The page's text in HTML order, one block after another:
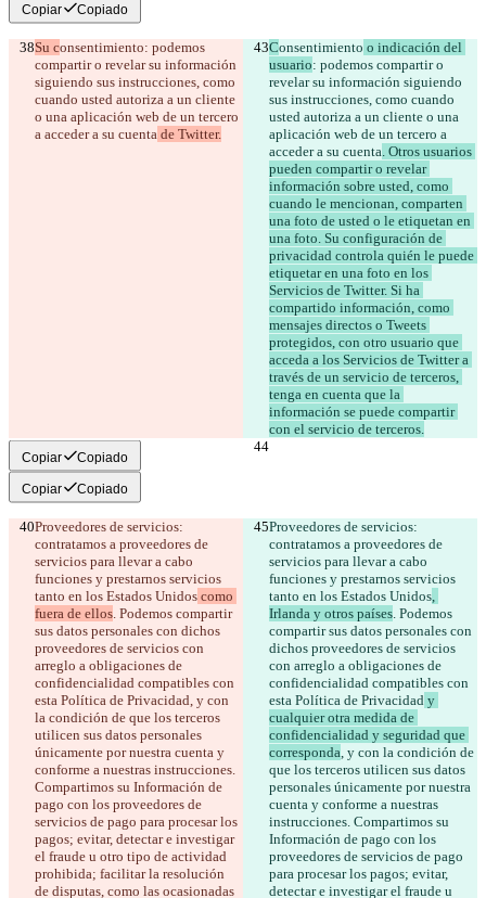
Copiar Copiado
Su consentimiento: podemos
compartir o revelar su información
siguiendo sus instrucciones, como
cuando usted autoriza a un cliente
o una aplicación web de un tercero
a acceder a su cuenta de Twitter.
Consentimiento o indicación del
usuario: podemos compartir o
revelar su información siguiendo
sus instrucciones, como cuando
usted autoriza a un cliente o una
aplicación web de un tercero a
acceder a su cuenta. Otros usuarios
pueden compartir o revelar
información sobre usted, como
cuando le mencionan, comparten
una foto de usted o le etiquetan en
una foto. Su configuración de
privacidad controla quién le puede
etiquetar en una foto en los
Servicios de Twitter. Si ha
compartido información, como
mensajes directos o Tweets
protegidos, con otro usuario que
acceda a los Servicios de Twitter a
través de un servicio de terceros,
tenga en cuenta que la
información se puede compartir
con el servicio de terceros.
Copiar Copiado
Copiar Copiado
Proveedores de servicios:
contratamos a proveedores de
servicios para llevar a cabo
funciones y prestarnos servicios
tanto en los Estados Unidos como
fuera de ellos. Podemos compartir
sus datos personales con dichos
proveedores de servicios con
arreglo a obligaciones de
confidencialidad compatibles con
esta Política de Privacidad, y con
la condición de que los terceros
utilicen sus datos personales
únicamente por nuestra cuenta y
conforme a nuestras instrucciones.
Compartimos su Información de
pago con los proveedores de
servicios de pago para procesar los
pagos; evitar, detectar e investigar
el fraude u otro tipo de actividad
prohibida; facilitar la resolución
de disputas, como las ocasionadas
Proveedores de servicios:
contratamos a proveedores de
servicios para llevar a cabo
funciones y prestarnos servicios
tanto en los Estados Unidos,
Irlanda y otros países. Podemos
compartir sus datos personales con
dichos proveedores de servicios
con arreglo a obligaciones de
confidencialidad compatibles con
esta Política de Privacidad y
cualquier otra medida de
confidencialidad y seguridad que
corresponda, y con la condición de
que los terceros utilicen sus datos
personales únicamente por nuestra
cuenta y conforme a nuestras
instrucciones. Compartimos su
Información de pago con los
proveedores de servicios de pago
para procesar los pagos; evitar,
detectar e investigar el fraude u